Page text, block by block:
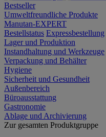
Bestseller
Umweltfreundliche Produkte
Manutan-EXPERT
Bestellstatus Expressbestellung
Lager und Produktion
Instandhaltung und Werkzeuge
Verpackung und Behälter
Hygiene
Sicherheit und Gesundheit
Außenbereich
Büroausstattung
Gastronomie
Ablage und Archivierung
Zur gesamten Produktgruppe